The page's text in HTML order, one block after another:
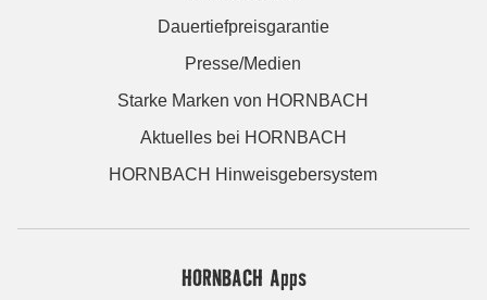
Dauertiefpreisgarantie
Presse/Medien
Starke Marken von HORNBACH
Aktuelles bei HORNBACH
HORNBACH Hinweisgebersystem
HORNBACH Apps